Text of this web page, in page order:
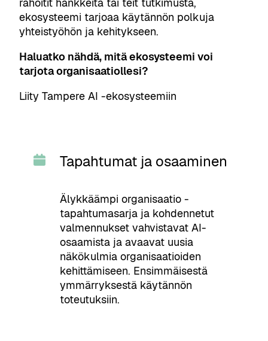
rahoitit hankkeita tai teit tutkimusta,
ekosysteemi tarjoaa käytännön polkuja
yhteistyöhön ja kehitykseen.
Haluatko nähdä, mitä ekosysteemi voi
tarjota organisaatiollesi?
Liity Tampere AI -ekosysteemiin
Tapahtumat ja osaaminen
Älykkäämpi organisaatio -
tapahtumasarja ja kohdennetut
valmennukset vahvistavat AI-
osaamista ja avaavat uusia
näkökulmia organisaatioiden
kehittämiseen. Ensimmäisestä
ymmärryksestä käytännön
toteutuksiin.